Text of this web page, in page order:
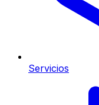
Servicios